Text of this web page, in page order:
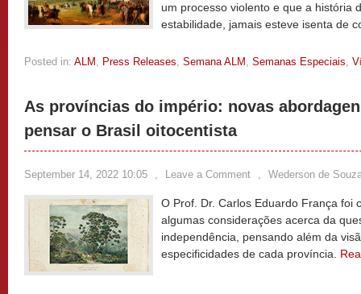
um processo violento e que a história
estabilidade, jamais esteve isenta de
Posted in: ALM , Press Releases, Semana ALM , Semanas Especiais,
As províncias do império: novas
pensar o Brasil oitocentista
September 14, 2022 10:05 , Leave a Comment , Wederson de
O Prof. Dr. Carlos Eduardo França foi
algumas considerações acerca da
independência, pensando além da
especificidades de cada província.